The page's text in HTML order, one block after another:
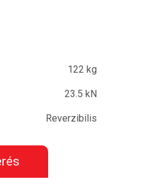
122 kg
23.5 kN
Reverzibilis